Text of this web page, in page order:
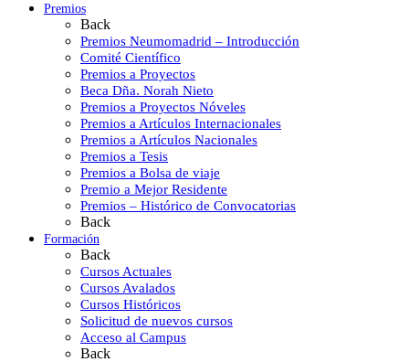
Premios
Back
Premios Neumomadrid – Introducción
Comité Científico
Premios a Proyectos
Beca Dña. Norah Nieto
Premios a Proyectos Nóveles
Premios a Artículos Internacionales
Premios a Artículos Nacionales
Premios a Tesis
Premios a Bolsa de viaje
Premio a Mejor Residente
Premios – Histórico de Convocatorias
Back
Formación
Back
Cursos Actuales
Cursos Avalados
Cursos Históricos
Solicitud de nuevos cursos
Acceso al Campus
Back